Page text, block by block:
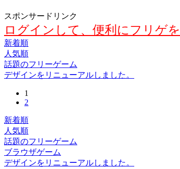
スポンサードリンク
ログインして、便利にフリゲ
新着順
人気順
話題のフリーゲーム
デザインをリニューアルしました。
1
2
新着順
人気順
話題のフリーゲーム
ブラウザゲーム
デザインをリニューアルしました。